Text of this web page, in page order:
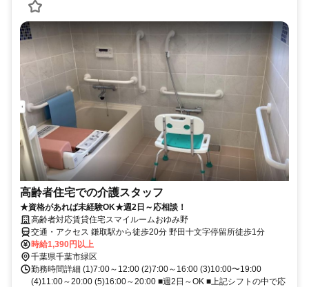
高齢者住宅での介護スタッフ
★資格があれば未経験OK★週2日～応相談！
高齢者対応賃貸住宅スマイルームおゆみ野
交通・アクセス 鎌取駅から徒歩20分 野田十文字停留所徒歩1分
時給1,390円以上
千葉県千葉市緑区
勤務時間詳細 (1)7:00～12:00 (2)7:00～16:00 (3)10:00〜19:00
(4)11:00～20:00 (5)16:00～20:00 ■週2日～OK ■上記シフトの中で応